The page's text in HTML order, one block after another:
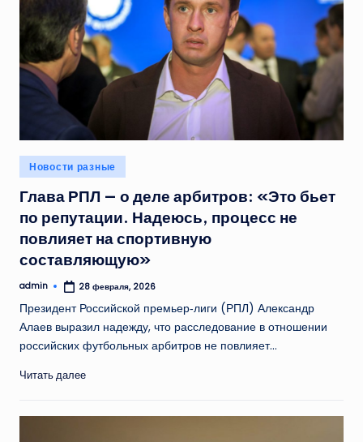
Опубликовано
в
Новости разные
Глава РПЛ — о деле арбитров: «Это бьет
по репутации. Надеюсь, процесс не
повлияет на спортивную
составляющую»
Запись
admin 28 февраля, 2026
Президент Российской премьер‑лиги (РПЛ) Александр
Алаев выразил надежду, что расследование в отношении
российских футбольных арбитров не повлияет…
Читать далее